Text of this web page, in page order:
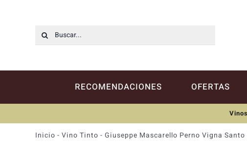
Buscar:
RECOMENDACIONES OFERTAS
Inicio - Vino Tinto - Giuseppe Mascarello Perno Vigna